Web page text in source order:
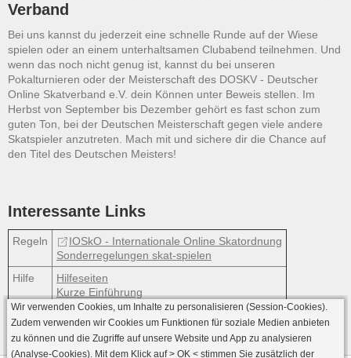
Verband
Bei uns kannst du jederzeit eine schnelle Runde auf der Wiese
spielen oder an einem unterhaltsamen Clubabend teilnehmen. Und
wenn das noch nicht genug ist, kannst du bei unseren
Pokalturnieren oder der Meisterschaft des DOSKV - Deutscher
Online Skatverband e.V. dein Können unter Beweis stellen. Im
Herbst von September bis Dezember gehört es fast schon zum
guten Ton, bei der Deutschen Meisterschaft gegen viele andere
Skatspieler anzutreten. Mach mit und sichere dir die Chance auf
den Titel des Deutschen Meisters!
Interessante Links
Regeln
IOSkO - Internationale Online Skatordnung
Sonderregelungen skat-spielen
Hilfe
Hilfeseiten
Kurze Einführung
Wir verwenden Cookies, um Inhalte zu personalisieren (Session-Cookies).
Zudem verwenden wir Cookies um Funktionen für soziale Medien anbieten
zu können und die Zugriffe auf unsere Website und App zu analysieren
(Analyse-Cookies). Mit dem Klick auf> OK < stimmen Sie zusätzlich der